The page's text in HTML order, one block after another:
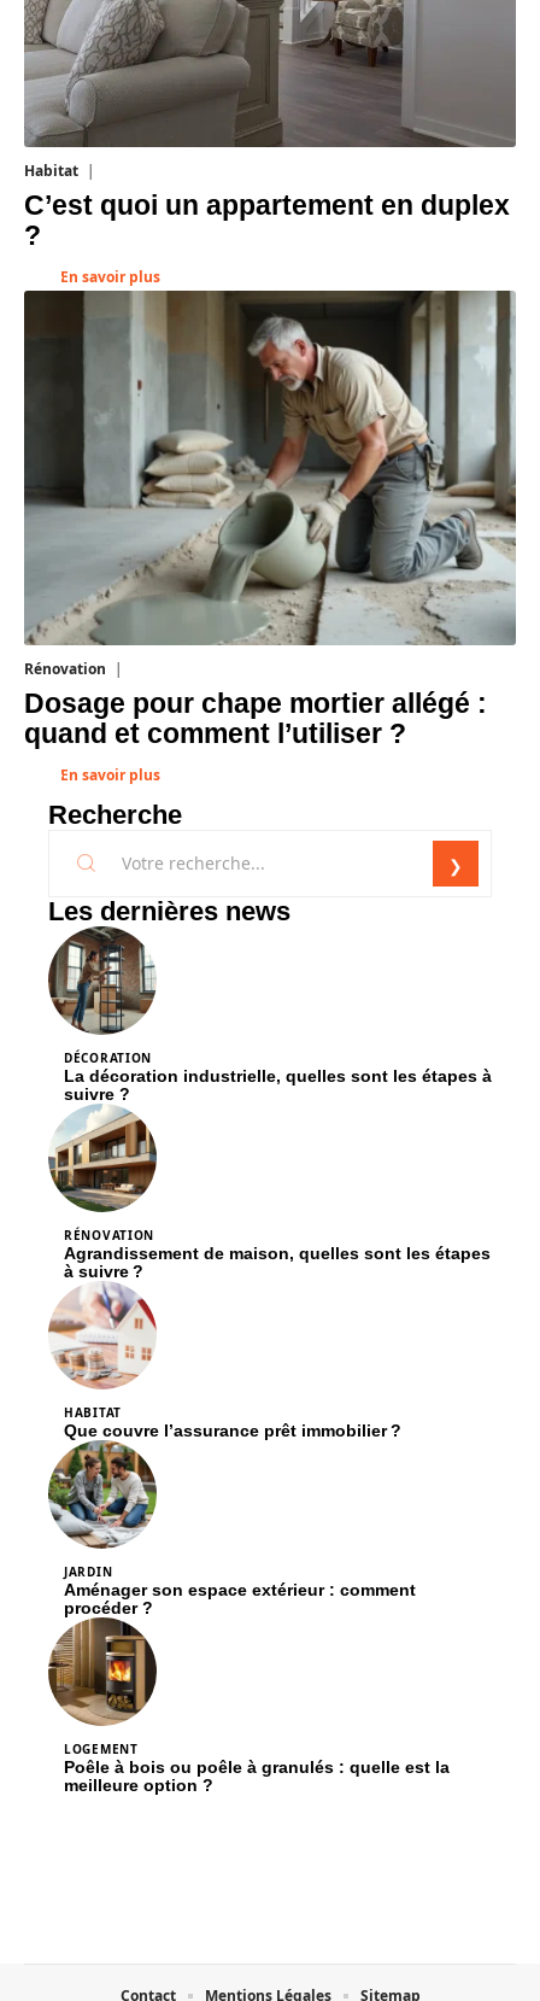
Habitat
C’est quoi un appartement en duplex
?
En savoir plus
Rénovation
Dosage pour chape mortier allégé :
quand et comment l’utiliser ?
En savoir plus
Recherche
Les dernières news
DÉCORATION
La décoration industrielle, quelles sont les étapes à
suivre ?
RÉNOVATION
Agrandissement de maison, quelles sont les étapes
à suivre ?
HABITAT
Que couvre l’assurance prêt immobilier ?
JARDIN
Aménager son espace extérieur : comment
procéder ?
LOGEMENT
Poêle à bois ou poêle à granulés : quelle est la
meilleure option ?
Contact Mentions Légales Sitemap